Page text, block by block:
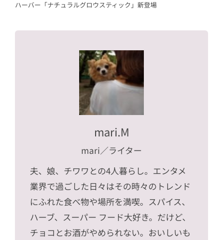
ハーバー「ナチュラルグロウスティック」新登場
mari.M
mari／ライター
夫、娘、チワワとの4人暮らし。エンタメ
業界で過ごした日々はその時々のトレンド
にふれた食べ物や場所を満喫。スパイス、
ハーブ、スーパー フード大好き。だけど、
チョコとお酒がやめられない。おいしいも